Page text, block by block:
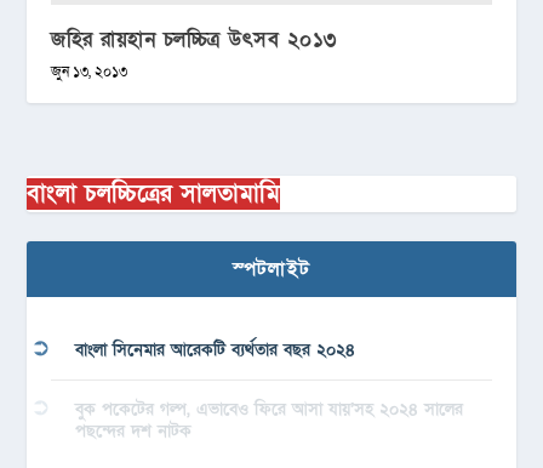
জহির রায়হান চলচ্চিত্র উৎসব ২০১৩
জুন ১৩, ২০১৩
বাংলা চলচ্চিত্রের সালতামামি
স্পটলাইট
বাংলা সিনেমার আরেকটি ব্যর্থতার বছর ২০২৪
বুক পকেটের গল্প, এভাবেও ফিরে আসা যায়’সহ ২০২৪ সালের
পছন্দের দশ নাটক